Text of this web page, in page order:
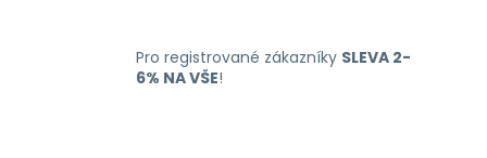
Pro registrované zákazníky SLEVA 2-
6% NA VŠE!